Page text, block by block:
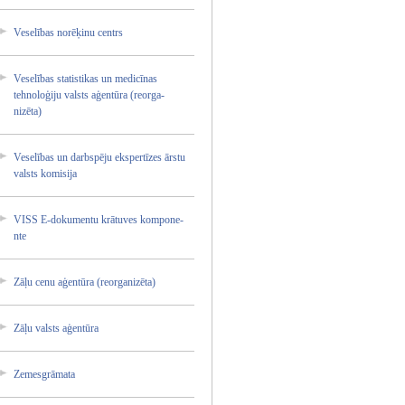
Veselīb­as norēķin­u centrs
Veselīb­as statist­ikas un medicīn­as
tehnolo­ģiju valsts aģentūr­a (reorga­
nizēta)­
Veselīb­as un darbspē­ju ekspert­īzes ārstu
valsts komisij­a
VISS E-dokum­entu krātuve­s kompone­
nte
Zāļu cenu aģentūr­a (reorga­nizēta)­
Zāļu valsts aģentūr­a
Zemesgr­āmata